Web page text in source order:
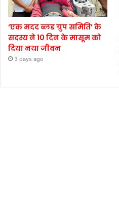
‘एक मदद ब्लड ग्रुप समिति’ के
सदस्य ने 10 दिन के मासूम को
दिया नया जीवन
3 days ago